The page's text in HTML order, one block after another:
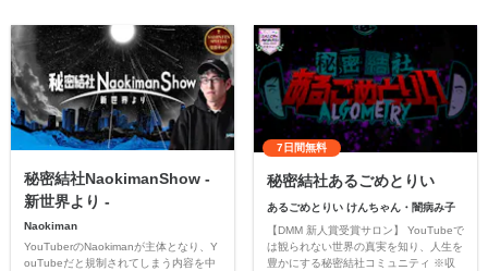
秘密結社NaokimanShow -
新世界より -
Naokiman
YouTuberのNaokimanが主体となり、Y
ouTubeだと規制されてしまう内容を中
7日間無料
秘密結社あるごめとりい
あるごめとりい けんちゃん・闇病み子
【DMM 新人賞受賞サロン】 YouTubeで
は観られない世界の真実を知り、人生を
豊かにする秘密結社コミュニティ ※収